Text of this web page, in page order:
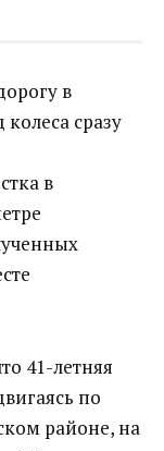
в
сразу
в
41-летняя
по
районе, на